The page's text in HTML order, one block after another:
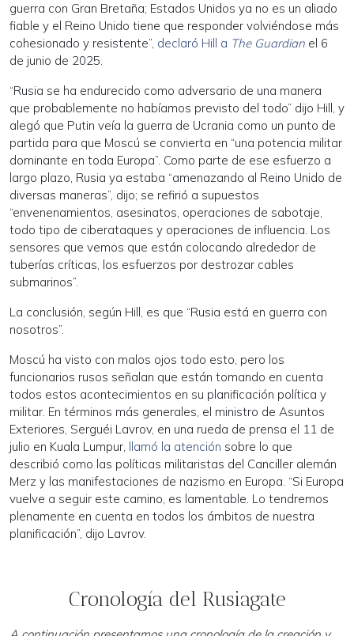
guerra con Gran Bretaña; Estados Unidos ya no es un aliado
fiable y el Reino Unido tiene que responder volviéndose más
cohesionado y resistente”, declaró Hill a The Guardian el 6
de junio de 2025.
“Rusia se ha endurecido como adversario de una manera
que probablemente no habíamos previsto del todo” dijo Hill, y
alegó que Putin veía la guerra de Ucrania como un punto de
partida para que Moscú se convierta en “una potencia militar
dominante en toda Europa”. Como parte de ese esfuerzo a
largo plazo, Rusia ya estaba “amenazando al Reino Unido de
diversas maneras”, dijo; se refirió a supuestos
“envenenamientos, asesinatos, operaciones de sabotaje,
todo tipo de ciberataques y operaciones de influencia. Los
sensores que vemos que están colocando alrededor de
tuberías críticas, los esfuerzos por destrozar cables
submarinos”.
La conclusión, según Hill, es que “Rusia está en guerra con
nosotros”.
Moscú ha visto con malos ojos todo esto, pero los
funcionarios rusos señalan que están tomando en cuenta
todos estos acontecimientos en su planificación política y
militar. En términos más generales, el ministro de Asuntos
Exteriores, Serguéi Lavrov, en una rueda de prensa el 11 de
julio en Kuala Lumpur,
llamó la atención sobre lo que
describió como las políticas militaristas del Canciller alemán
Merz y las manifestaciones de nazismo en Europa. “Si Europa
vuelve a seguir este camino, es lamentable. Lo tendremos
plenamente en cuenta en todos los ámbitos de nuestra
planificación”, dijo Lavrov.
Cronología del Rusiagate